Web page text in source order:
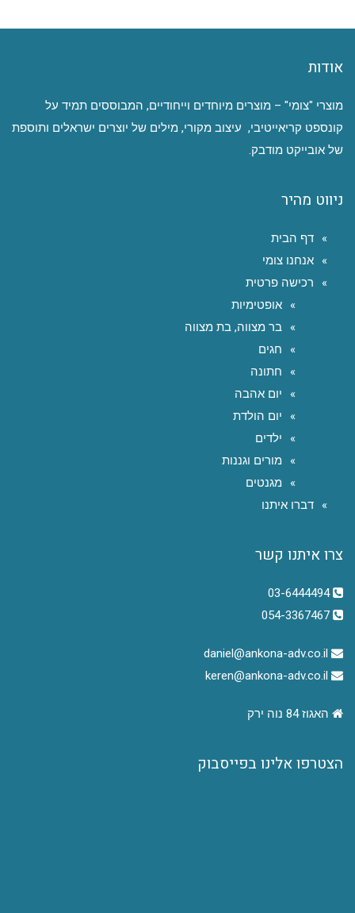
אודות
מוצרי "צומי" – מוצרים מיוחדים וייחודיים, המבוססים תמיד על
קונספט קריאייטיבי, עיצוב מקורי, מילים של יוצרים ישראלים ותוספת
של אובייקט מודבק.
ניווט מהיר
דף הבית
אנחנו צומי
רכישה פרטית
אופטימיות
בר מצווה, בת מצווה
חגים
חתונה
יום אהבה
יום הולדת
ילדים
מורים וגננות
מגנטים
דברו איתנו
צרו איתנו קשר
03-6444494
daniel@ankona-adv.co.il
keren@ankona-adv.co.il
האגוז 84 נוה ירק
הצטרפו אלינו בפייסבוק